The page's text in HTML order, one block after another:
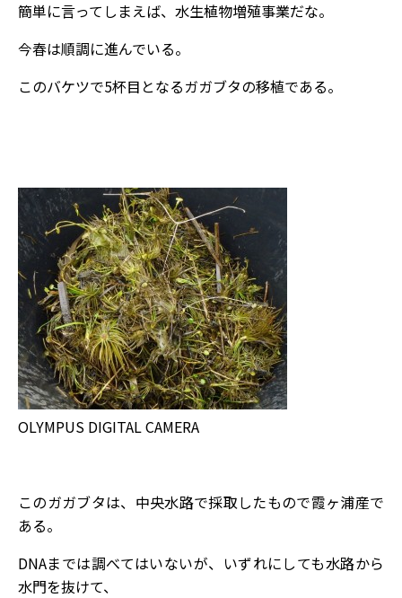
簡単に言ってしまえば、水生植物増殖事業だな。
今春は順調に進んでいる。
このバケツで5杯目となるガガブタの移植である。
OLYMPUS DIGITAL CAMERA
このガガブタは、中央水路で採取したもので霞ヶ浦産で
ある。
DNAまでは調べてはいないが、いずれにしても水路から
水門を抜けて、